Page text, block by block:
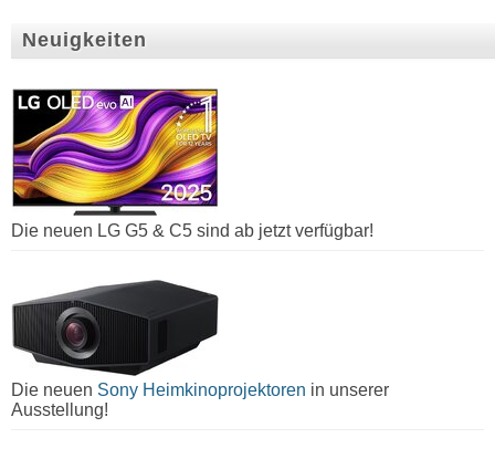
Neuigkeiten
Die neuen LG G5 & C5 sind ab jetzt verfügbar!
Die neuen Sony Heimkinoprojektoren in unserer
Ausstellung!